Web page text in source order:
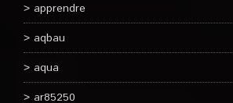
apprendre
aqbau
aqua
ar85250